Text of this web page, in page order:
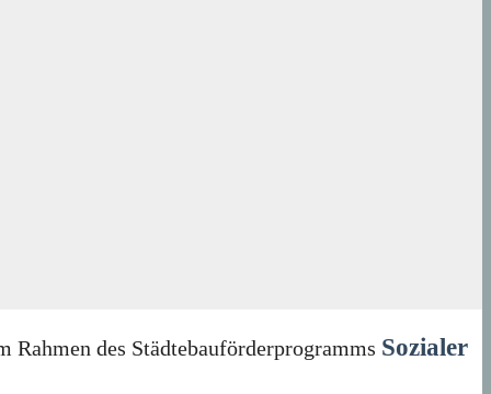
des Städtebauförderprogramms Sozialer